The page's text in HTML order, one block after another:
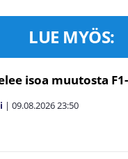
LUE MYÖS:
isoa muutosta F1-
| 09.08.202623:50